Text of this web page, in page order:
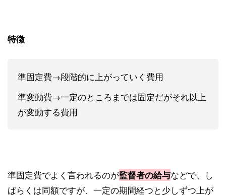
特徴
準固定費→段階的に上がっていく費用
準変動費→一定のところまでは固定だがそれ以上
が変動する費用
準固定費でよく言われるのが監督者の給与などで、し
ばらくは同額ですが、一定の期間経つと少しずつ上が